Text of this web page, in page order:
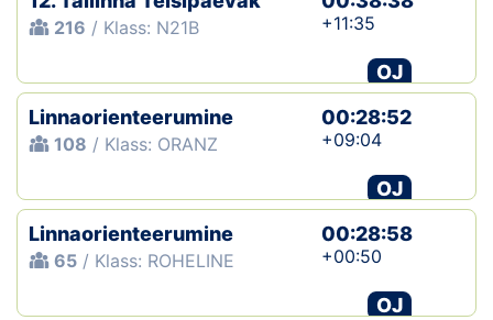
216 / Klass: N21B +11:35
OJ
Linnaorienteerumine
108 / Klass: ORANZ
00:28:52
+09:04
OJ
Linnaorienteerumine
65 / Klass: ROHELINE
00:28:58
+00:50
OJ